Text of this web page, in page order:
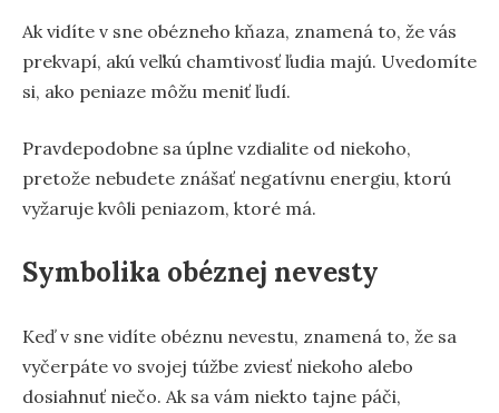
Ak vidíte v sne obézneho kňaza, znamená to, že vás
prekvapí, akú veľkú chamtivosť ľudia majú. Uvedomíte
si, ako peniaze môžu meniť ľudí.
Pravdepodobne sa úplne vzdialite od niekoho,
pretože nebudete znášať negatívnu energiu, ktorú
vyžaruje kvôli peniazom, ktoré má.
Symbolika obéznej nevesty
Keď v sne vidíte obéznu nevestu, znamená to, že sa
vyčerpáte vo svojej túžbe zviesť niekoho alebo
dosiahnuť niečo. Ak sa vám niekto tajne páči,